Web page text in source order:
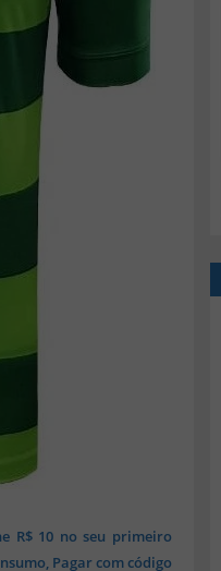
R$ 10 no seu primeiro
Pagar com código